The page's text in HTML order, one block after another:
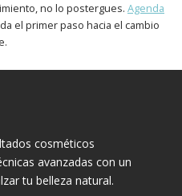
no lo postergues. Agenda
el primer paso hacia el cambio
cosméticos
avanzadas con un
tu belleza natural.